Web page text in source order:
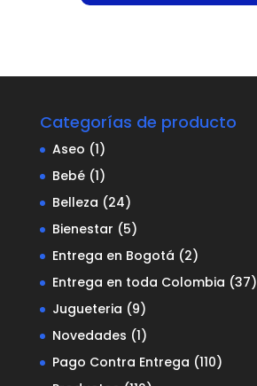
Categorías de producto
Aseo (1)
Bebé (1)
Belleza (24)
Bienestar (5)
Entrega en Bogotá (2)
Entrega en toda Colombia (37)
Jugueteria (9)
Novedades (1)
Pago Contra Entrega (110)